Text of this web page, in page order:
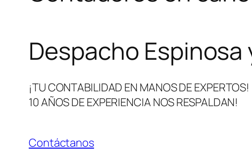
Despacho Espinosa
¡TU CONTABILIDAD EN MANOS DE EXPERTOS!
10 AÑOS DE EXPERIENCIA NOS RESPALDAN!
Contáctanos